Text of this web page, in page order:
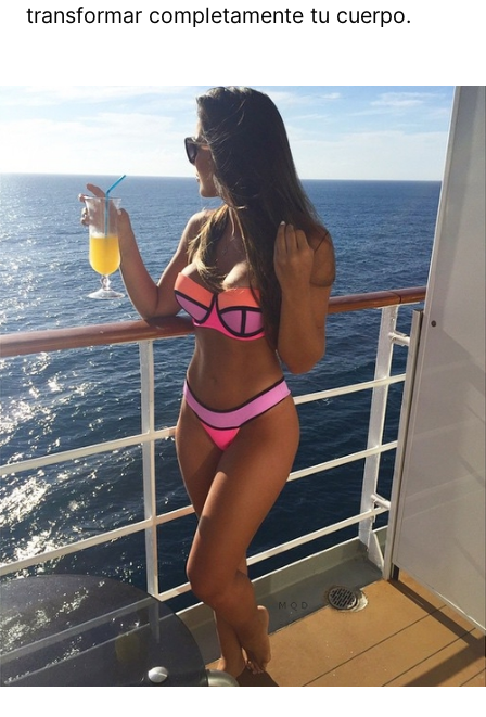
transformar completamente tu cuerpo.